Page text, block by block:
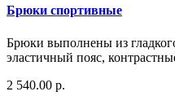
Брюки спортивные
Брюки выполнены из
эластичный пояс,
2 540.00 р.